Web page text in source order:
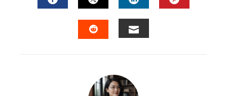
FACEBOOKTWITTERLINKEDIN